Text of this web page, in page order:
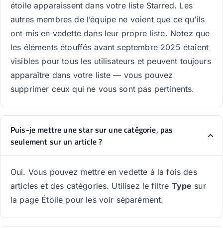
étoile apparaissent dans votre liste Starred. Les
autres membres de l’équipe ne voient que ce qu’ils
ont mis en vedette dans leur propre liste. Notez que
les éléments étouffés avant septembre 2025 étaient
visibles pour tous les utilisateurs et peuvent toujours
apparaître dans votre liste — vous pouvez
supprimer ceux qui ne vous sont pas pertinents.
Puis-je mettre une star sur une catégorie, pas
seulement sur un article ?
Oui. Vous pouvez mettre en vedette à la fois des
articles et des catégories. Utilisez le filtre Type sur
la page Étoile pour les voir séparément.